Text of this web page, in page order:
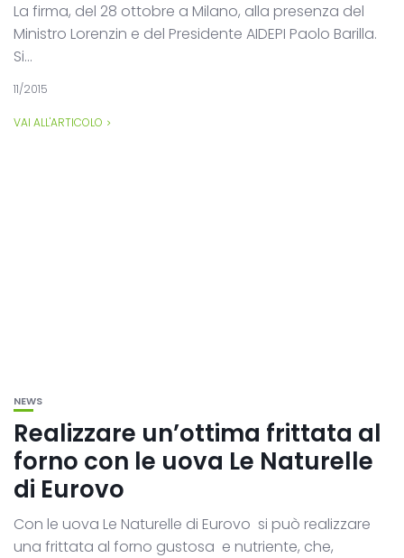
La firma, del 28 ottobre a Milano, alla presenza del
Ministro Lorenzin e del Presidente AIDEPI Paolo Barilla.
Si...
11/2015
VAI ALL'ARTICOLO
NEWS
Realizzare un’ottima frittata al
forno con le uova Le Naturelle
di Eurovo
Con le uova Le Naturelle di Eurovo si può realizzare
una frittata al forno gustosa e nutriente, che,